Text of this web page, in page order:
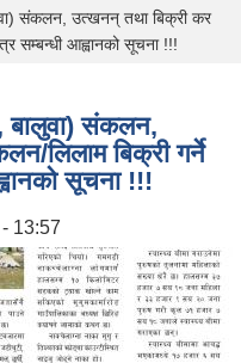
संकलन, उत्खनन् तथा बिक्री कर
सम्बन्धी आह्वानको सूचना !!!
बालुवा) संकलन,
लिलाम बिक्री गर्ने
सूचना !!!
13:57